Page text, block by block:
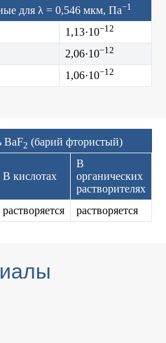
для λ = 0,546 мкм, Па−1
1,13·10−12
2,06·10−12
1,06·10−12
BaF2 (барий фтористый)
В кислотах
В
органических
растворителях
растворяется растворяется